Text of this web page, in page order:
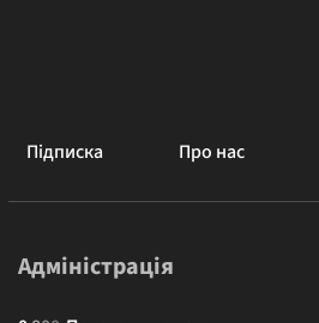
Підписка Про нас
Адміністрація